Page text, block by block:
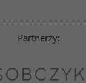
Partnerzy: